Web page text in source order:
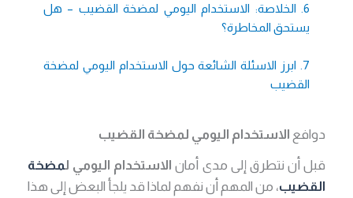
6. الخلاصة: الاستخدام اليومي لمضخة القضيب – هل
يستحق المخاطرة؟
7. ابرز الاسئلة الشائعة حول الاستخدام اليومي لمضخة
القضيب
دوافع الاستخدام اليومي لمضخة القضيب
قبل أن نتطرق إلى مدى أمان الاستخدام اليومي لمضخة
القضيب، من المهم أن نفهم لماذا قد يلجأ البعض إلى هذا